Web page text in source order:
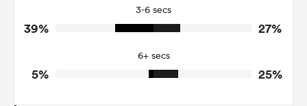
5
4
Tackle Offload Allowed
3-6 secs
39% 27%
6+ secs
5% 25%